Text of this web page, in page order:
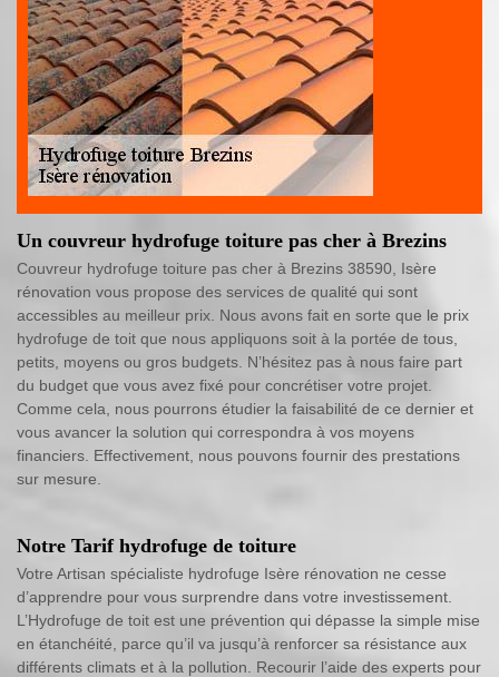
Un couvreur hydrofuge toiture pas cher à Brezins
Couvreur hydrofuge toiture pas cher à Brezins 38590, Isère
rénovation vous propose des services de qualité qui sont
accessibles au meilleur prix. Nous avons fait en sorte que le prix
hydrofuge de toit que nous appliquons soit à la portée de tous,
petits, moyens ou gros budgets. N’hésitez pas à nous faire part
du budget que vous avez fixé pour concrétiser votre projet.
Comme cela, nous pourrons étudier la faisabilité de ce dernier et
vous avancer la solution qui correspondra à vos moyens
financiers. Effectivement, nous pouvons fournir des prestations
sur mesure.
Notre Tarif hydrofuge de toiture
Votre Artisan spécialiste hydrofuge Isère rénovation ne cesse
d’apprendre pour vous surprendre dans votre investissement.
L’Hydrofuge de toit est une prévention qui dépasse la simple mise
en étanchéité, parce qu’il va jusqu’à renforcer sa résistance aux
différents climats et à la pollution. Recourir l’aide des experts pour